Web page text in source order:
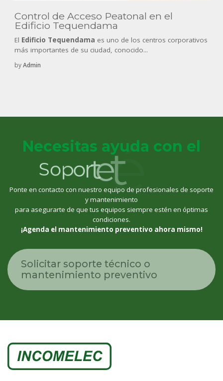
Control de Acceso Peatonal en el
Edificio Tequendama
El Edificio Tequendama es uno de los centros corporativos
más importantes de su ciudad, conocido...
byAdmin
Necesitas ayuda con el
Soportet
é
c
Ponte en contacto con nuestro equipo de profesionales de soporte
y mantenimiento
para asegurarte de que tus equipos siempre estén en óptimas
condiciones.
¡Agenda el mantenimiento preventivo ahora mismo!
Solicitar soporte técnico o
mantenimiento preventivo